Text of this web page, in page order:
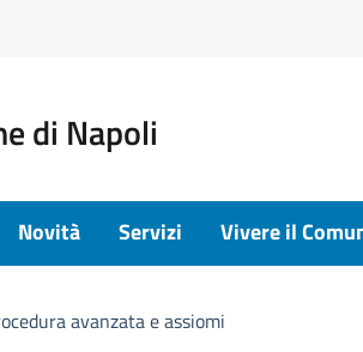
di Napoli
Novità Servizi Vivere il
avanzata e assiomi